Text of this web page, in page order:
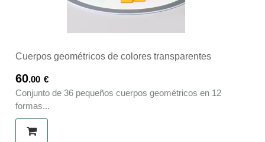
Cuerpos geométricos de colores transparentes
60.00 €
Conjunto de 36 pequeños cuerpos geométricos en 12
formas...